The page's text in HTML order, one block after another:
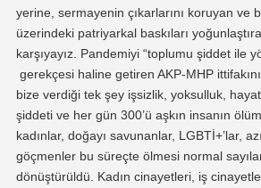
yerine, sermayenin çıkarlarını koruyan ve
üzerindeki patriyarkal baskıları
karşıyayız. Pandemiyi “toplumu şiddet ile
gerekçesi haline getiren AKP-MHP
bize verdiği tek şey işsizlik, yoksulluk, hayat
şiddeti ve her gün 300’ü aşkın insanın
kadınlar, doğayı savunanlar, LGBTİ+’lar,
göçmenler bu süreçte ölmesi normal
dönüştürüldü. Kadın cinayetleri, iş